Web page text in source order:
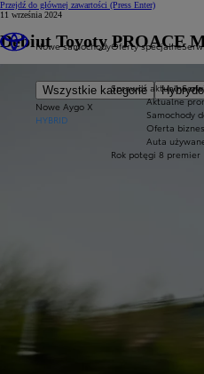
Przejdź do głównej zawartości (Press Enter)
Nowe samochody
Wszystkie kategorie
Nowe Aygo X
HYBRID
Oferty specjalne
Sprawdź aktualne
Aktualne
Samochody
Oferta
Auta
Rok potęgi 8 premier
11 września 2024
Debiut Toyoty PROACE